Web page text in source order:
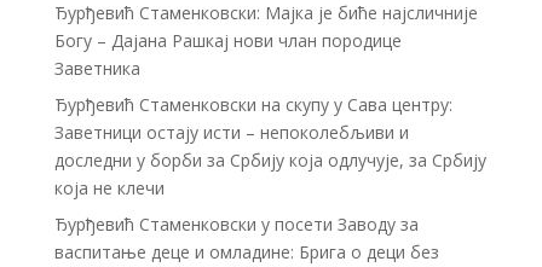
Ђурђевић Стаменковски: Мајка је биће најсличније
Богу – Дајана Рашкај нови члан породице
Заветника
Ђурђевић Стаменковски на скупу у Сава центру:
Заветници остају исти – непоколебљиви и
доследни у борби за Србију која одлучује, за Србију
која не клечи
Ђурђевић Стаменковски у посети Заводу за
васпитање деце и омладине: Брига о деци без